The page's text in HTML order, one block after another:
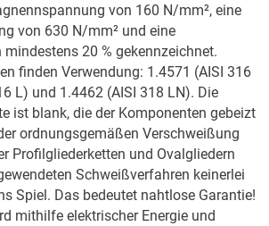
von 160 N/mm², eine
von 630 N/mm² und eine
20 % gekennzeichnet.
finden Verwendung: 1.4571 (AISI 316
L) und 1.4462 (AISI 318 LN). Die
ist blank, die der Komponenten gebeizt
ordnungsgemäßen Verschweißung
Profilgliederketten und Ovalgliedern
Schweißverfahren keinerlei
Spiel. Das bedeutet nahtlose Garantie!
mithilfe elektrischer Energie und